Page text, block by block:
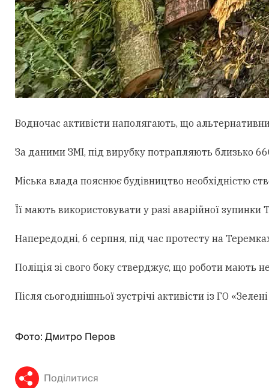
Водночас активісти наполягають, що
За даними ЗМІ, під вирубку потрапляють близько
Міська влада пояснює будівництво необхідністю
Її мають використовувати у разі аварійної
Напередодні, 6 серпня, під час протесту на
Поліція зі свого боку стверджує, що роботи мають
Після сьогоднішньої зустрічі активісти із ГО
Фото: Дмитро Перов
Поділитися